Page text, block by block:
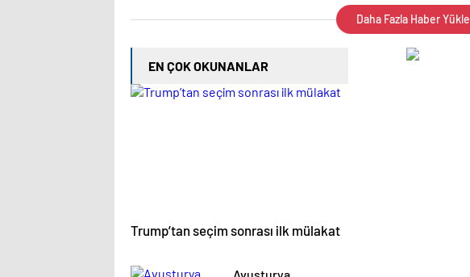
Daha Fazla Haber Yükle
EN ÇOK OKUNANLAR
Trump’tan seçim sonrası ilk mülakat